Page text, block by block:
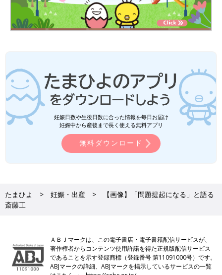
妊娠日数や生後日数に合った情報を毎日お届け
妊娠中から産後まで長く使える無料アプリ
無料ダウンロード
たまひよ 妊娠・出産
【画像】「問題提起になる」と語る
斎藤工
ＡＢＪマークは、この電子書店・電子書籍配信サービスが、
著作権者からコンテンツ使用許諾を得た正規版配信サービス
であることを示す登録商標（登録番号 第11091000号）です。
ABJマークの詳細、ABJマークを掲示しているサービスの一覧